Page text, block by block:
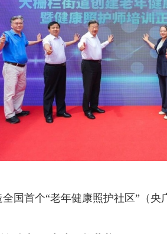
全国首个“老年健康照护社区”（央